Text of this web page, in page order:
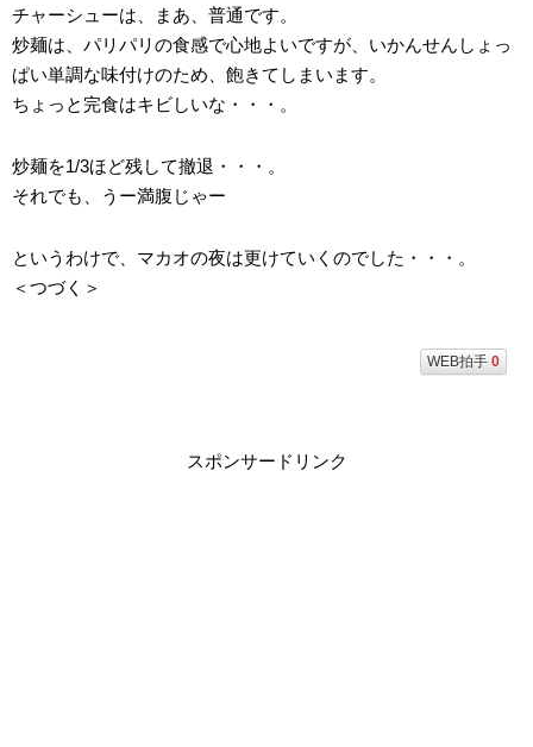
チャーシューは、まあ、普通です。
炒麺は、パリパリの食感で心地よいですが、いかんせんしょっ
ぱい単調な味付けのため、飽きてしまいます。
ちょっと完食はキビしいな・・・。
炒麺を1/3ほど残して撤退・・・。
それでも、うー満腹じゃー
というわけで、マカオの夜は更けていくのでした・・・。
＜つづく＞
WEB拍手 0
スポンサードリンク